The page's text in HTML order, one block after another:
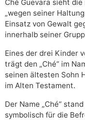
Ché Guevara sieht
„wegen seiner
Einsatz von Gewalt
innerhalb seiner
Eines der drei Kinder
trägt den „Ché“ im
seinen ältesten Sohn
im Alten Testament.
Der Name „Ché“
symbolisch für die